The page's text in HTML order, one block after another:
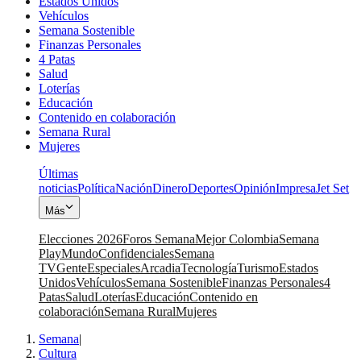
Vehículos
Semana Sostenible
Finanzas Personales
4 Patas
Salud
Loterías
Educación
Contenido en colaboración
Semana Rural
Mujeres
Últimas
noticiasPolíticaNaciónDineroDeportesOpiniónImpresaJet Set
Más
Elecciones 2026Foros SemanaMejor ColombiaSemana
PlayMundoConfidencialesSemana
TVGenteEspecialesArcadiaTecnologíaTurismoEstados
UnidosVehículosSemana SostenibleFinanzas Personales4
PatasSaludLoteríasEducaciónContenido en
colaboraciónSemana RuralMujeres
Semana|
Cultura